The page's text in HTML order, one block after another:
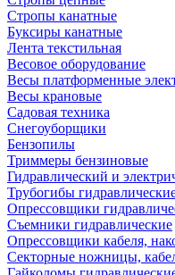
Стропы канатные
Буксиры канатные
Лента текстильная
Весовое оборудование
Весы платформенные
Весы крановые
Садовая техника
Снегоуборщики
Бензопилы
Триммеры бензиновые
Гидравлический и
Трубогибы
Опрессовщики
Съемники гидравлические
Опрессовщики кабеля,
Секторные ножницы,